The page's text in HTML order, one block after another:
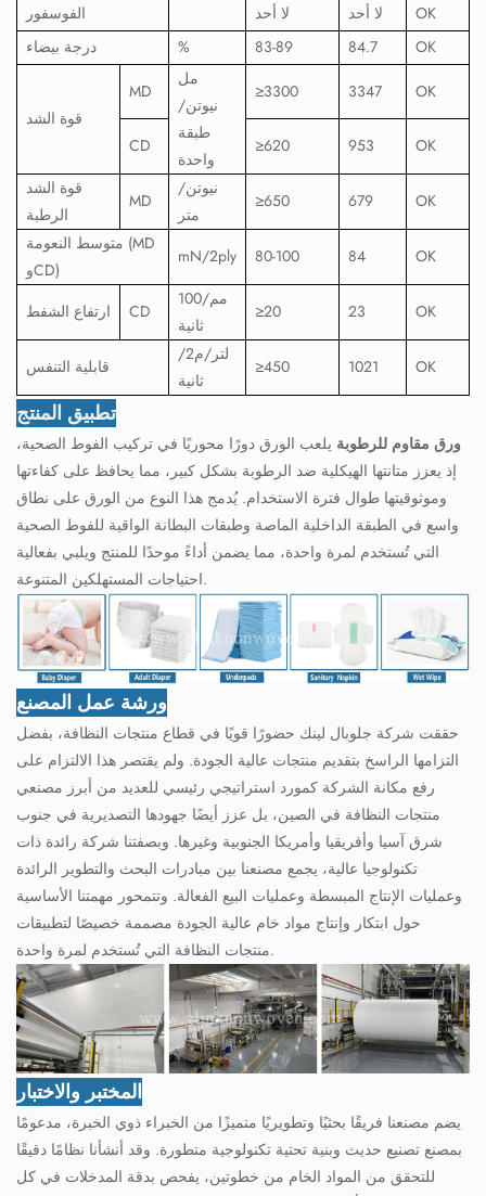
الفوسفور
لا أحد لا أحد
OK
درجة بيضاء
% 83-89 84.7 OK
قوة الشد
MD
مل
نيوتن/
طبقة
واحدة
≥3300 3347 OK
CD ≥620 953
OK
قوة الشد
الرطبة
MD
نيوتن/
متر
≥650 679
OK
متوسط ​​النعومة (MD
وCD)
mN/2ply 80-100 84 OK
ارتفاع الشفط CD
مم/100
ثانية
≥20 23 OK
قابلية التنفس
لتر/م2/
ثانية
≥450 1021 OK
تطبيق المنتج
ورق مقاوم للرطوبة يلعب الورق دورًا محوريًا في تركيب الفوط الصحية،
إذ يعزز متانتها الهيكلية ضد الرطوبة بشكل كبير، مما يحافظ على كفاءتها
وموثوقيتها طوال فترة الاستخدام. يُدمج هذا النوع من الورق على نطاق
واسع في الطبقة الداخلية الماصة وطبقات البطانة الواقية للفوط الصحية
التي تُستخدم لمرة واحدة، مما يضمن أداءً موحدًا للمنتج ويلبي بفعالية
احتياجات المستهلكين المتنوعة.
ورشة عمل المصنع
حققت شركة جلوبال لينك حضورًا قويًا في قطاع منتجات النظافة، بفضل
التزامها الراسخ بتقديم منتجات عالية الجودة. ولم يقتصر هذا الالتزام على
رفع مكانة الشركة كمورد استراتيجي رئيسي للعديد من أبرز مصنعي
منتجات النظافة في الصين، بل عزز أيضًا جهودها التصديرية في جنوب
شرق آسيا وأفريقيا وأمريكا الجنوبية وغيرها. وبصفتنا شركة رائدة ذات
تكنولوجيا عالية، يجمع مصنعنا بين مبادرات البحث والتطوير الرائدة
وعمليات الإنتاج المبسطة وعمليات البيع الفعالة. وتتمحور مهمتنا الأساسية
حول ابتكار وإنتاج مواد خام عالية الجودة مصممة خصيصًا لتطبيقات
منتجات النظافة التي تُستخدم لمرة واحدة.
المختبر والاختبار
يضم مصنعنا فريقًا بحثيًا وتطويريًا متميزًا من الخبراء ذوي الخبرة، مدعومًا
بمصنع تصنيع حديث وبنية تحتية تكنولوجية متطورة. وقد أنشأنا نظامًا دقيقًا
للتحقق من المواد الخام من خطوتين، يفحص بدقة المدخلات في كل